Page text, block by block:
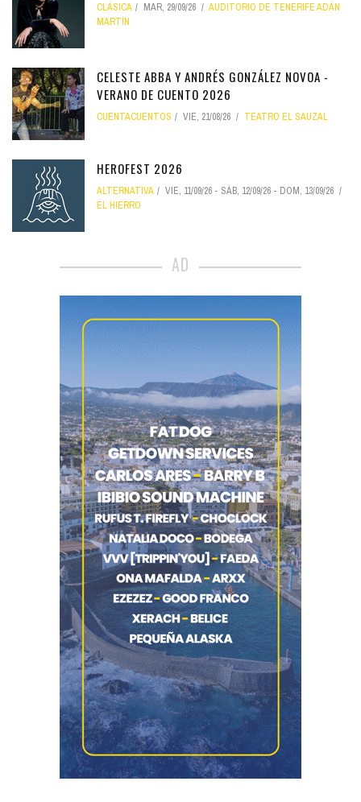
CLÁSICA MAR, 29/09/26
AUDITORIO DE TENERIFE ADÁN
MARTÍN
CELESTE ABBA Y ANDRÉS GONZÁLEZ NOVOA -
VERANO DE CUENTO 2026
CUENTACUENTOS VIE, 21/08/26 TEATRO EL SAUZAL
HEROFEST 2026
ALTERNATIVA VIE, 11/09/26 - SÁB, 12/09/26 - DOM, 13/09/26
EL HIERRO
AD